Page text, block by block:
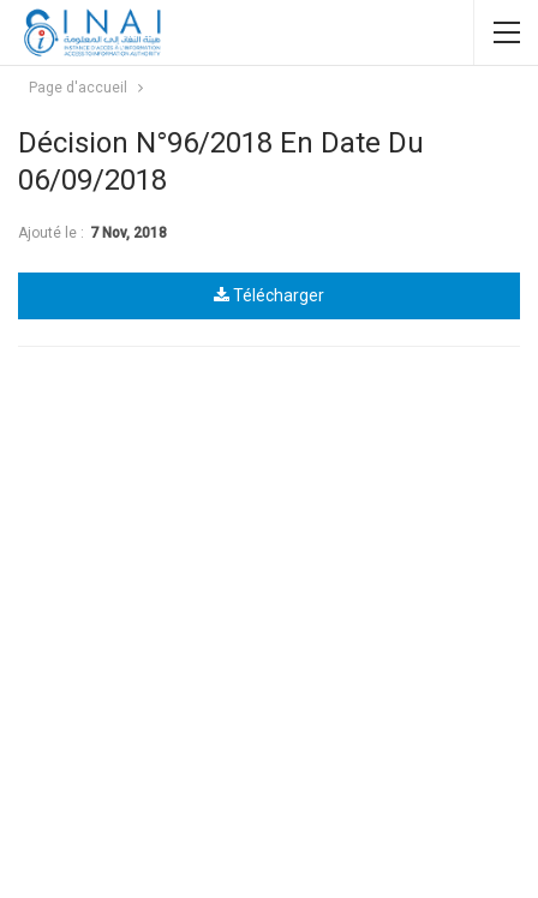
Page d'accueil
Décision N°96/2018 En Date Du
06/09/2018
Ajouté le : 7 Nov, 2018
Télécharger